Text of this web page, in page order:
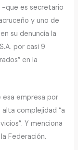
-que es secretario
y uno de
su denuncia la
por casi 9
en la
esa empresa por
complejidad “a
Y menciona
Federación.